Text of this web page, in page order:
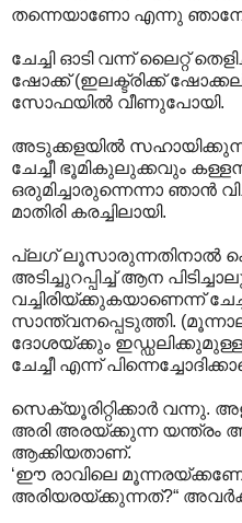
തന്നെയാണോ എന്നു
ചേച്ചി ഓടി വന്ന് ലൈറ്റ്
ഷോക്ക് (ഇലക്ട്രിക്ക്
സോഫയിൽ വീണുപോയി.
അടുക്കളയിൽ
ചേച്ചീ ഭൂമികുലുക്കവും
ഒരുമിച്ചാരുന്നെന്നാ ഞാൻ
മാതിരി കരച്ചിലായി.
പ്ലഗ് ലൂസാരുന്നതിനാൽ
അടിച്ചുറപ്പിച്ച് ആന
വച്ചിരിയ്ക്കുകയാണെന്ന്
സാന്ത്വനപ്പെടുത്തി.
ദോശയ്ക്കും
ചേച്ചീ എന്ന്
സെക്യൂരിറ്റിക്കാർ വന്നു.
അരി അരയ്ക്കുന്ന യന്ത്രം
ആക്കിയതാണ്.
‘ഈ രാവിലെ
അരിയരയ്ക്കുന്നത്?“ അവർക്ക്